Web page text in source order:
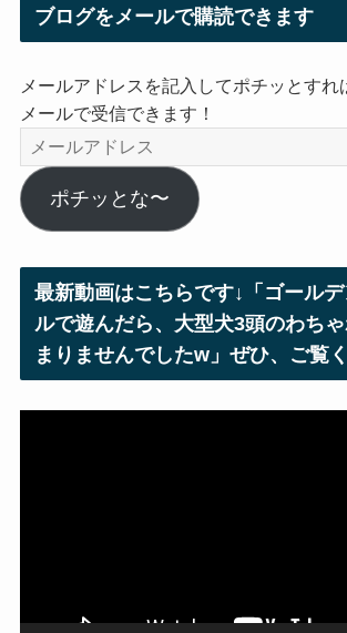
ブログをメールで購読できます
メールアドレスを記入してポチッとすれ
メールで受信できます！
メ
ー
ル
ア
ス
ポチッとな〜
最新動画はこちらです↓「ゴール
ルで遊んだら、大型犬3頭のわち
まりませんでしたw」ぜひ、ご覧